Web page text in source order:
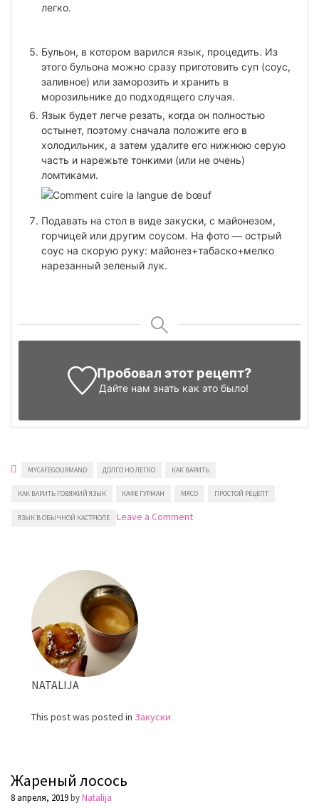
легко.
Бульон, в котором варился язык, процедить. Из
этого бульона можно сразу приготовить суп (соус,
заливное) или заморозить и хранить в
морозильнике до подходящего случая.
Язык будет легче резать, когда он полностью
остынет, поэтому сначала положите его в
холодильник, а затем удалите его нижнюю серую
часть и нарежьте тонкими (или не очень)
ломтиками.
Подавать на стол в виде закуски, с майонезом,
горчицей или другим соусом. На фото — острый
соус на скорую руку: майонез+табаско+мелко
нарезанный зеленый лук.
Пробовал этот рецепт?
Дайте нам знать как это было!
MYCAFEGOURMAND ДОЛГО НО ЛЕГКО КАК ВАРИТЬ
КАК ВАРИТЬ ГОВЯЖИЙ ЯЗЫК КАФЕ ГУРМАН МЯСО ПРОСТОЙ РЕЦЕПТ
ЯЗЫК В ОБЫЧНОЙ КАСТРЮЛЕ Leave a Commenton
NATALIJA
This post was posted in Закуски
Жареный лосось
8 апреля, 2019byNatalija